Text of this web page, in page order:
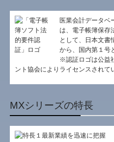
関与先向け融資商品ご紹介
FX4クラウド
経営者お役立ち情報
当事務所方針
医業会計データベ
は、電子帳簿保存
として、日本文書
から、国内第１号
※認証ロゴは公益
ント協会によりライセンスされて
MXシリーズの特長